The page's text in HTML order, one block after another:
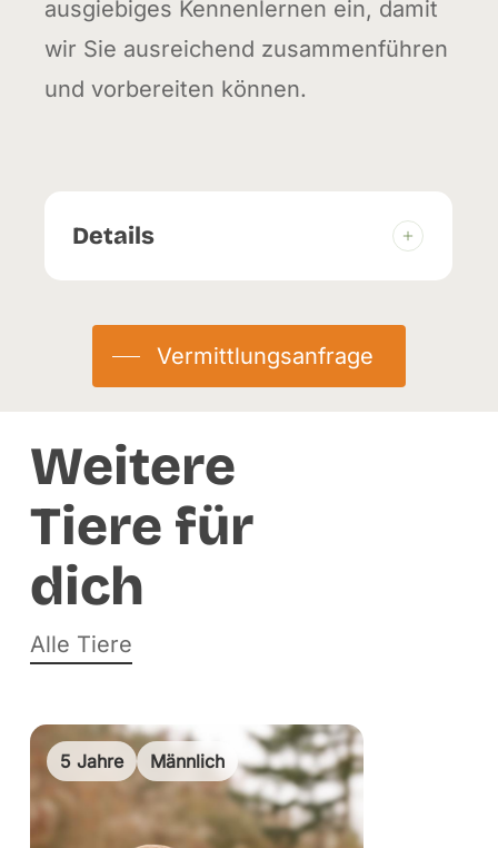
ausgiebiges Kennenlernen ein, damit
wir Sie ausreichend zusammenführen
und vorbereiten können.
Details
Eingetroffen:
02.02.2026
Vermittlungsanfrage
Weitere
Tiere für
dich
Alle Tiere
5 Jahre Männlich